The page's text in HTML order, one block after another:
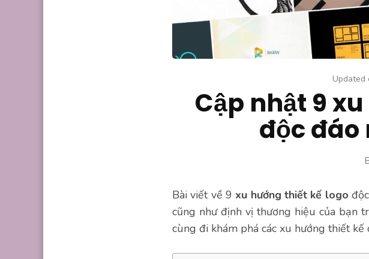
Updated
Cập nhật 9
độc đáo
Bài viết về 9 xu hướng thiết kế logo
cũng như định vị thương hiệu của bạn
cùng đi khám phá các xu hướng thiết